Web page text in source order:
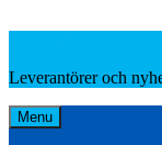
Leverantörer och
Menu